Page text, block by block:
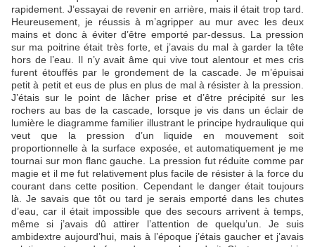
rapidement. J’essayai de revenir en arrière, mais il était trop tard.
Heureusement, je réussis à m’agripper au mur avec les deux
mains et donc à éviter d’être emporté par-dessus. La pression
sur ma poitrine était très forte, et j’avais du mal à garder la tête
hors de l’eau. Il n’y avait âme qui vive tout alentour et mes cris
furent étouffés par le grondement de la cascade. Je m’épuisai
petit à petit et eus de plus en plus de mal à résister à la pression.
J’étais sur le point de lâcher prise et d’être précipité sur les
rochers au bas de la cascade, lorsque je vis dans un éclair de
lumière le diagramme familier illustrant le principe hydraulique qui
veut que la pression d’un liquide en mouvement soit
proportionnelle à la surface exposée, et automatiquement je me
tournai sur mon flanc gauche. La pression fut réduite comme par
magie et il me fut relativement plus facile de résister à la force du
courant dans cette position. Cependant le danger était toujours
là. Je savais que tôt ou tard je serais emporté dans les chutes
d’eau, car il était impossible que des secours arrivent à temps,
même si j’avais dû attirer l’attention de quelqu’un. Je suis
ambidextre aujourd’hui, mais à l’époque j’étais gaucher et j’avais